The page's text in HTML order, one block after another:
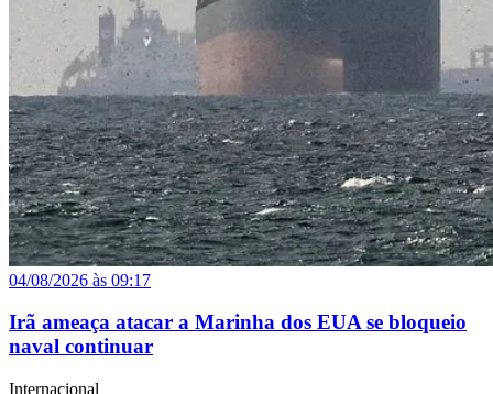
04/08/2026 às 09:17
Irã ameaça atacar a Marinha dos EUA se bloqueio
naval continuar
Internacional